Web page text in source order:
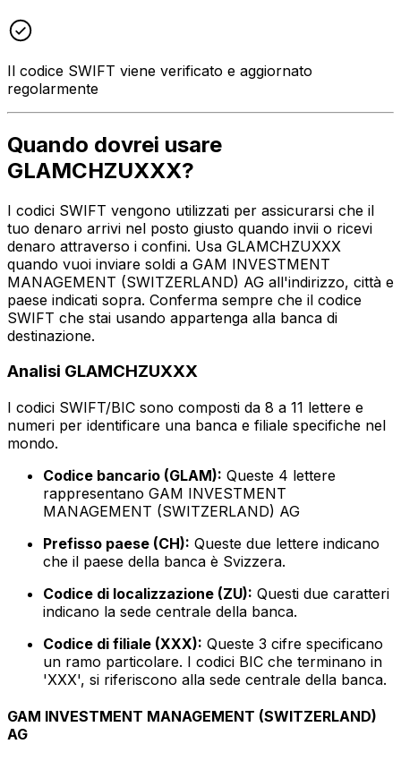
Il codice SWIFT viene verificato e aggiornato
regolarmente
Quando dovrei usare
GLAMCHZUXXX?
I codici SWIFT vengono utilizzati per assicurarsi che il
tuo denaro arrivi nel posto giusto quando invii o ricevi
denaro attraverso i confini. Usa GLAMCHZUXXX
quando vuoi inviare soldi a GAM INVESTMENT
MANAGEMENT (SWITZERLAND) AG all'indirizzo, città e
paese indicati sopra. Conferma sempre che il codice
SWIFT che stai usando appartenga alla banca di
destinazione.
Analisi GLAMCHZUXXX
I codici SWIFT/BIC sono composti da 8 a 11 lettere e
numeri per identificare una banca e filiale specifiche nel
mondo.
Codice bancario (GLAM): Queste 4 lettere
rappresentano GAM INVESTMENT
MANAGEMENT (SWITZERLAND) AG
Prefisso paese (CH): Queste due lettere indicano
che il paese della banca è Svizzera.
Codice di localizzazione (ZU): Questi due caratteri
indicano la sede centrale della banca.
Codice di filiale (XXX): Queste 3 cifre specificano
un ramo particolare. I codici BIC che terminano in
'XXX', si riferiscono alla sede centrale della banca.
GAM INVESTMENT MANAGEMENT (SWITZERLAND)
AG